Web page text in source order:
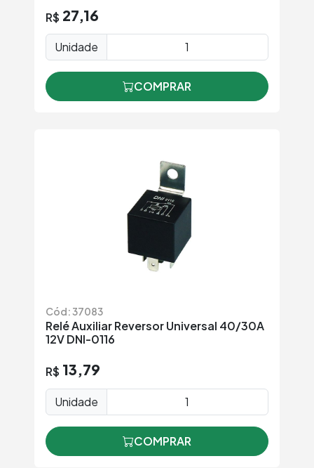
R$ 27,16
Unidade
COMPRAR
Cód: 37083
Relé Auxiliar Reversor Universal 40/30A
12V DNI-0116
R$ 13,79
Unidade
COMPRAR